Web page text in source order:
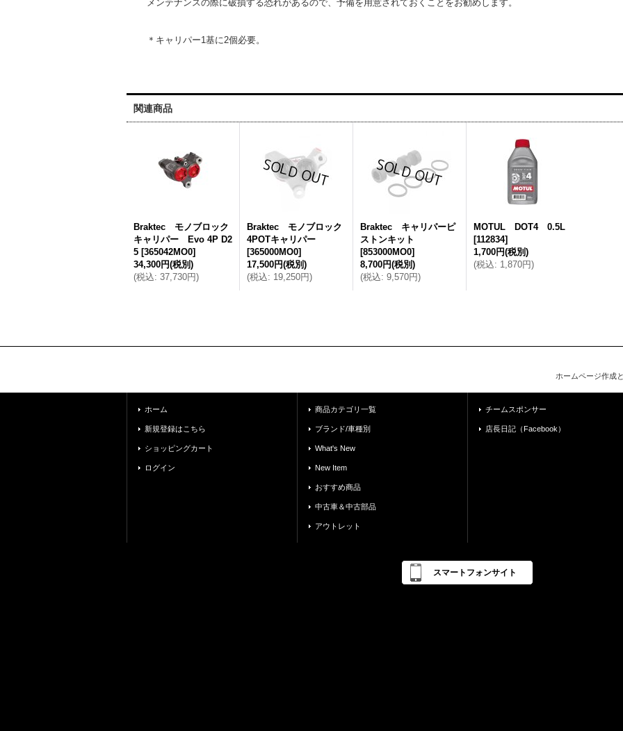
メンテナンスの際に破損する恐れがあるので、予備を用意されておくことをお勧めします。
＊キャリパー1基に2個必要。
関連商品
Braktec モノブロック
キャリパー Evo 4P D2
5 [365042MO0]
34,300円(税別)
(税込: 37,730円)
Braktec モノブロック
4POTキャリパー
[365000MO0]
17,500円(税別)
(税込: 19,250円)
Braktec キャリパーピ
ストンキット
[853000MO0]
8,700円(税別)
(税込: 9,570円)
MOTUL DOT4 0.5L
[112834]
1,700円(税別)
(税込: 1,870円)
ホームページ作成
ホーム
新規登録はこちら
ショッピングカート
ログイン
商品カテゴリ一覧
ブランド/車種別
What's New
New Item
おすすめ商品
中古車＆中古部品
アウトレット
チームスポンサー
店長日記（Facebook）
スマートフォンサイト